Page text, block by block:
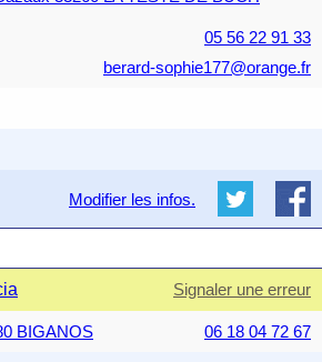
05 56 22 91 33
berard-sophie177@orange.fr
Modifier les infos.
Signaler une erreur
BIGANOS 06 18 04 72 67